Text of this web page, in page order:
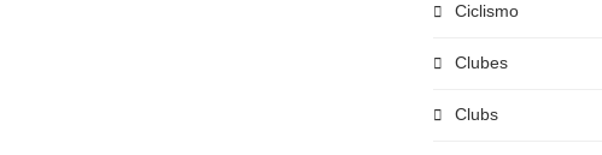
Ciclismo
Clubes
Clubs